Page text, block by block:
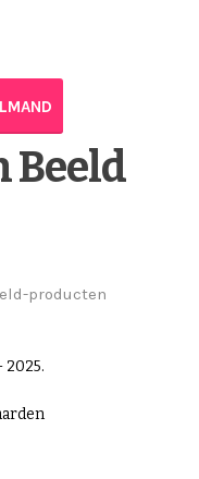
Beeld
producten
2025.